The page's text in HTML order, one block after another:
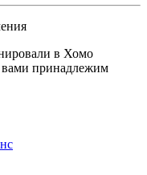
в Хомо
вами принадлежим